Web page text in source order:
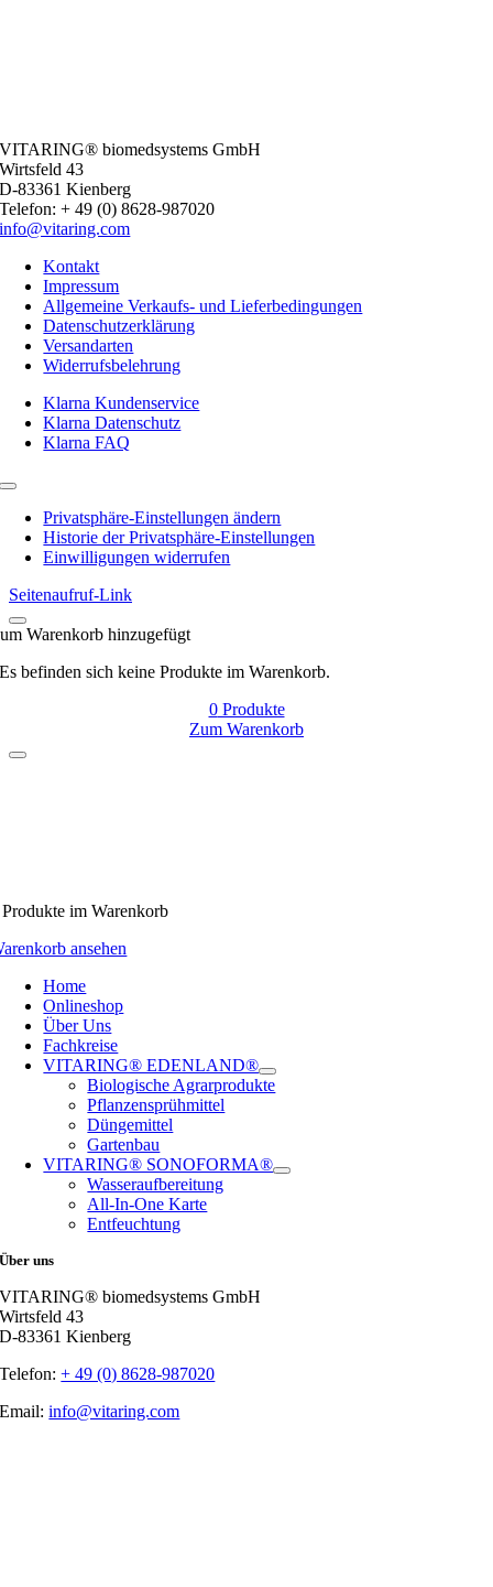
VITARING® biomedsystems GmbH
Wirtsfeld 43
D-83361 Kienberg
Telefon: + 49 (0) 8628-987020
info@vitaring.com
Kontakt
Impressum
Allgemeine Verkaufs- und Lieferbedingungen
Datenschutzerklärung
Versandarten
Widerrufsbelehrung
Klarna Kundenservice
Klarna Datenschutz
Klarna FAQ
Toggle
NavigationPrivatsphäre-Einstellungen ändern
Historie der Privatsphäre-Einstellungen
Einwilligungen widerrufen
Seitenaufruf-Link
Warenkorb hinzugefügt
Es befinden sich keine Produkte im Warenkorb.
0Produkte
Zum Warenkorb
im Warenkorb
ansehen
Home
Onlineshop
Über Uns
Fachkreise
VITARING® EDENLAND®
Biologische Agrarprodukte
Pflanzensprühmittel
Düngemittel
Gartenbau
VITARING® SONOFORMA®
Wasseraufbereitung
All-In-One Karte
Entfeuchtung
Über uns
VITARING® biomedsystems GmbH
Wirtsfeld 43
D-83361 Kienberg
Telefon:+ 49 (0) 8628-987020
Email:info@vitaring.com